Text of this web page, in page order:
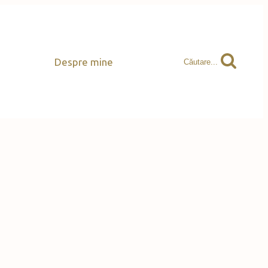
Despre mine Căutare...